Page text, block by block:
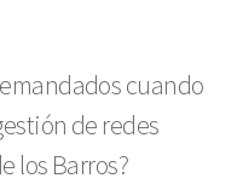
cuando
de redes
los Barros?